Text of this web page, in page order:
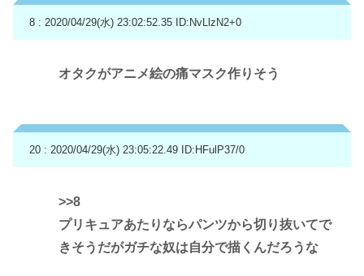
8 : 2020/04/29(水) 23:02:52.35 ID:NvLlzN2+0
オタクがアニメ絵の痛マスク作りそう
20 : 2020/04/29(水) 23:05:22.49 ID:HFulP37/0
>>8
プリキュアあたりならパンツから切り抜いてで
きそうだがガチな奴は自分で描くんだろうな